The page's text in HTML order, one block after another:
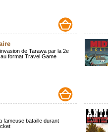
de Tarawa par la 2e
format Travel Game
fameuse bataille durant